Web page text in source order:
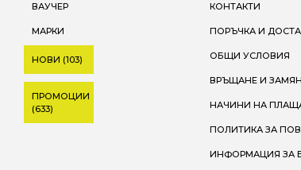
ВАУЧЕР
МАРКИ
НОВИ (103)
ПРОМОЦИИ
(633)
КОНТАКТИ
ПОРЪЧКА И
ОБЩИ УСЛОВИЯ
ВРЪЩАНЕ И
НАЧИНИ НА
ПОЛИТИКА ЗА
ИНФОРМАЦИЯ ЗА